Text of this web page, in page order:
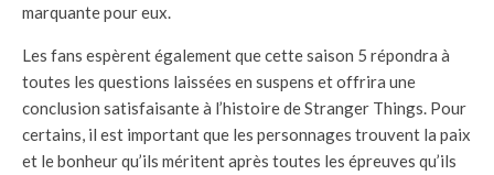
marquante pour eux.
Les fans espèrent également que cette saison 5 répondra à
toutes les questions laissées en suspens et offrira une
conclusion satisfaisante à l’histoire de Stranger Things. Pour
certains, il est important que les personnages trouvent la paix
et le bonheur qu’ils méritent après toutes les épreuves qu’ils